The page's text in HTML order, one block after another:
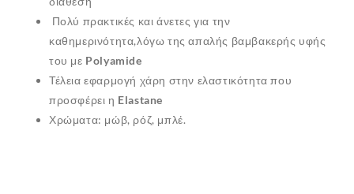
Πολύ πρακτικές και άνετες για την
καθημερινότητα,λόγω της απαλής βαμβακερής υφής
του με Polyamide
Τέλεια εφαρμογή χάρη στην ελαστικότητα που
προσφέρει η Elastane
Χρώματα: μώβ, ρόζ, μπλέ.